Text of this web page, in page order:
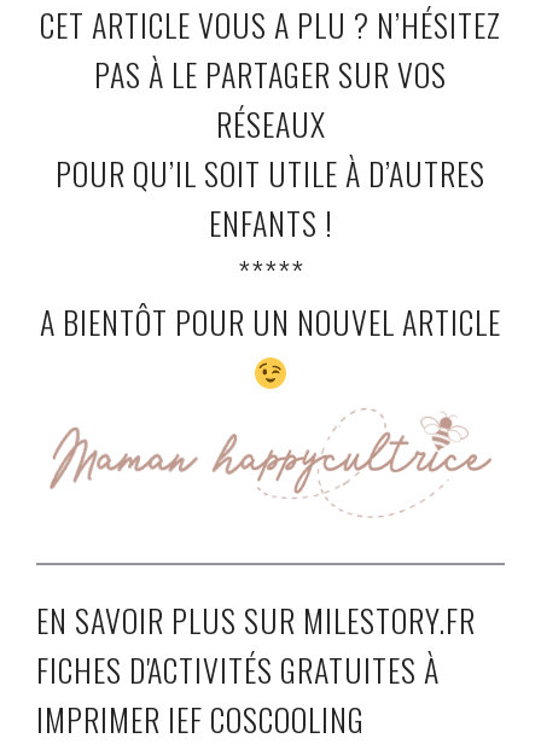
CET ARTICLE VOUS A PLU ? N’HÉSITEZ
PAS À LE PARTAGER SUR VOS
RÉSEAUX
POUR QU’IL SOIT UTILE À D’AUTRES
ENFANTS !
*****
A BIENTÔT POUR UN NOUVEL ARTICLE
EN SAVOIR PLUS SUR MILESTORY.FR
FICHES D'ACTIVITÉS GRATUITES À
IMPRIMER IEF COSCOOLING